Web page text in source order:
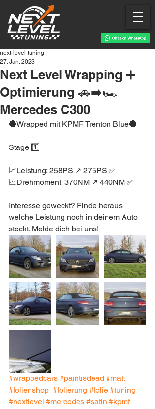
Next Level Wrapping ➕
Optimierung 🚗➡️🏎️
Mercedes C300
next-level-tuning
27. Jan. 2023
🔵Wrapped mit KPMF Trenton Blue🔵
Stage 1️⃣
📈Leistung: 258PS ↗️ 275PS ✅
📈Drehmoment: 370NM ↗️ 440NM ✅
Interesse geweckt? Finde heraus
welche Leistung noch in deinem Auto
steckt. Melde dich bei uns!
#wrappedcars #paintisdead #matt
#folienshop #folierung #folie #tuning
#nextlevel #mercedes #satin #kpmf